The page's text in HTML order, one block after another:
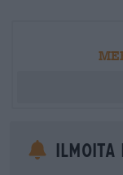
Ilmoita